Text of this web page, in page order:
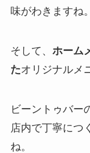
味がわきますね。
そして、 ホーム
たオリジナルメ
ビーントゥバー
店内で丁寧につ
ね。